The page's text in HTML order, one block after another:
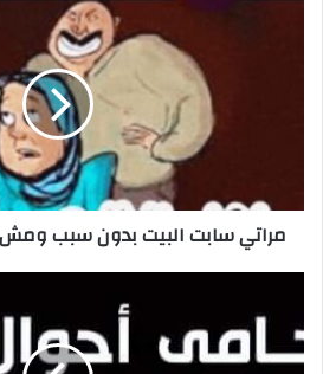
اعمل
مراتي سابت البيت بدون سبب ومش
متخصص
في